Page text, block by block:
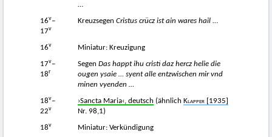
…
16v–
17v
Kreuzsegen Cristus crücz ist ain wares hail …
16v Miniatur: Kreuzigung
17v–
18r
Segen Das happt ihu cristi daz hercz helie die
ougen ysaie … syent alle entzwischen mir vnd
minen vyenden …
18v–
22v
›Sancta Maria‹, deutsch (ähnlich Klapper [1935]
Nr. 98,1)
18v Miniatur: Verkündigung